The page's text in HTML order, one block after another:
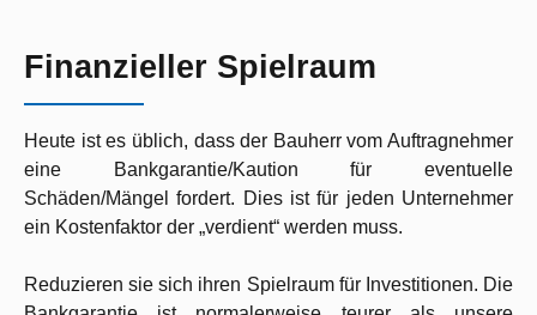
Finanzieller Spielraum
Heute ist es üblich, dass der Bauherr vom Auftragnehmer
eine Bankgarantie/Kaution für eventuelle
Schäden/Mängel fordert. Dies ist für jeden Unternehmer
ein Kostenfaktor der „verdient“ werden muss.
Reduzieren sie sich ihren Spielraum für Investitionen. Die